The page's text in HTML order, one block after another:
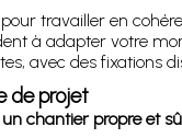
travailler en
à adapter votre
avec des fixations
de projet
chantier propre et